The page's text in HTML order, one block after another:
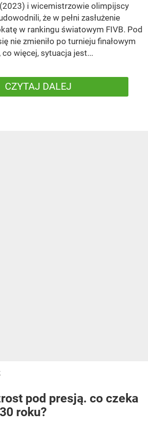
i wicemistrzowie olimpijscy
że w pełni zasłużenie
w rankingu światowym FIVB. Pod
nie zmieniło po turnieju finałowym
więcej, sytuacja jest...
CZYTAJ DALEJ
pod presją. co czeka
roku?